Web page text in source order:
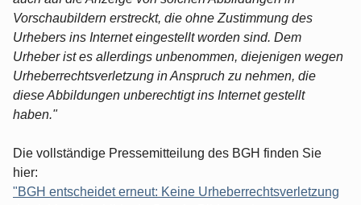
Vorschaubildern erstreckt, die ohne Zustimmung des
Urhebers ins Internet eingestellt worden sind. Dem
Urheber ist es allerdings unbenommen, diejenigen wegen
Urheberrechtsverletzung in Anspruch zu nehmen, die
diese Abbildungen unberechtigt ins Internet gestellt
haben."
Die vollständige Pressemitteilung des BGH finden Sie
hier:
"BGH entscheidet erneut: Keine Urheberrechtsverletzung